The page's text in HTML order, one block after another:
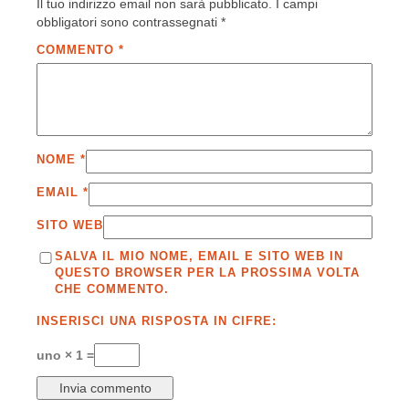
Il tuo indirizzo email non sarà pubblicato. I campi
obbligatori sono contrassegnati *
COMMENTO *
NOME *
EMAIL *
SITO WEB
SALVA IL MIO NOME, EMAIL E SITO WEB IN
QUESTO BROWSER PER LA PROSSIMA VOLTA
CHE COMMENTO.
INSERISCI UNA RISPOSTA IN CIFRE:
uno × 1 =